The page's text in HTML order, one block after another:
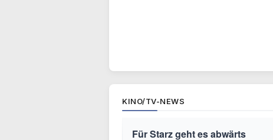
KINO/TV-NEWS
Für Starz geht es abwärts